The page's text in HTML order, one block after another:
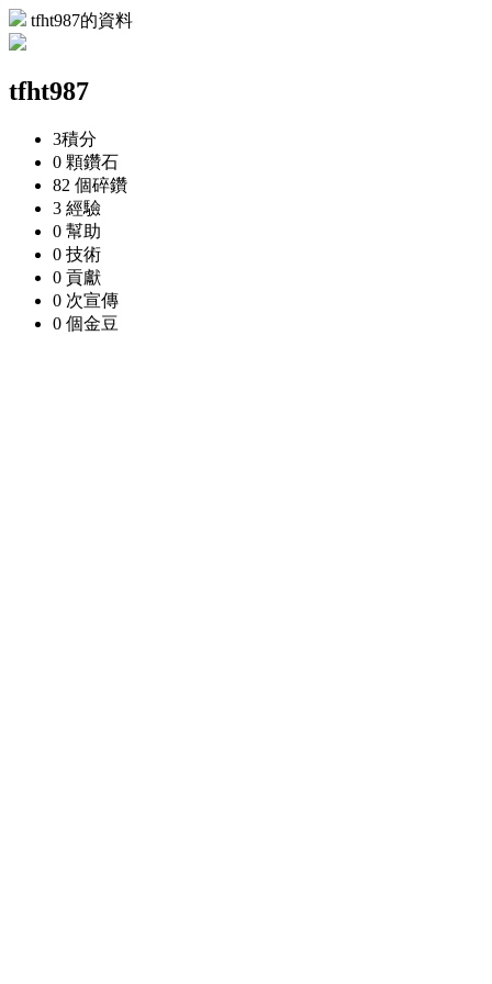
tfht987的資料
tfht987
3積分
0 顆鑽石
82 個碎鑽
3 經驗
0 幫助
0 技術
0 貢獻
0 次宣傳
0 個金豆